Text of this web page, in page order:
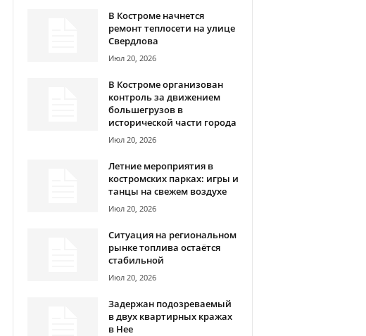
В Костроме начнется
ремонт теплосети на улице
Свердлова
Июл 20, 2026
В Костроме организован
контроль за движением
большегрузов в
исторической части города
Июл 20, 2026
Летние мероприятия в
костромских парках: игры и
танцы на свежем воздухе
Июл 20, 2026
Ситуация на региональном
рынке топлива остаётся
стабильной
Июл 20, 2026
Задержан подозреваемый
в двух квартирных кражах
в Нее